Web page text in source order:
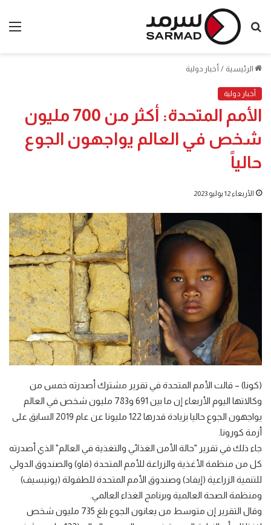
بحث
الرئيسية / أخبار دولية
أخبار دولية
الأمم المتحدة: أكثر من 700 مليون
شخص في العالم يواجهون الجوع
حالياً
الأربعاء 12 يوليو 2023
(كونا) – قالت الأمم المتحدة في تقرير مشترك أصدرته خمس من
وكالاتها اليوم الأربعاء إن ما بين 691 و783 مليون شخص في العالم
يواجهون الجوع حاليا بزيادة قدرها 122 مليونا عن عام 2019 السابق على
أزمة كورونا.
جاء ذلك في تقرير "حالة الأمن الغذائي والتغذية في العالم" الذي أصدرته
كل من منظمة الأغذية والزراعة للأمم المتحدة (فاو) والصندوق الدولي
للتنمية الزراعية (إيفاد) وصندوق الأمم المتحدة للطفولة (يونيسيف)
ومنظمة الصحة العالمية وبرنامج الغذاء العالمي.
وقال التقرير إن متوسط من يعانون الجوع بلغ 735 مليون شخص